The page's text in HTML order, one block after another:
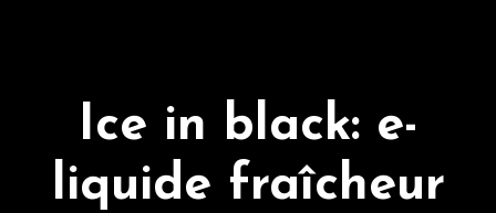
Ice in black: e-
liquide fraîcheur